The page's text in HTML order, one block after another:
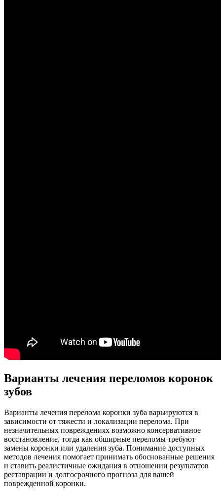
Варианты лечения переломов коронок
зубов
Варианты лечения перелома коронки зуба варьируются в
зависимости от тяжести и локализации перелома. При
незначительных повреждениях возможно консервативное
восстановление, тогда как обширные переломы требуют
замены коронки или удаления зуба. Понимание доступных
методов лечения помогает принимать обоснованные решения
и ставить реалистичные ожидания в отношении результатов
реставрации и долгосрочного прогноза для вашей
поврежденной коронки.